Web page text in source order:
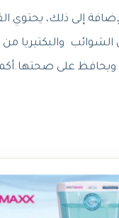
إلى ذلك، يحتوي
والبكتيريا من
على صحتها.